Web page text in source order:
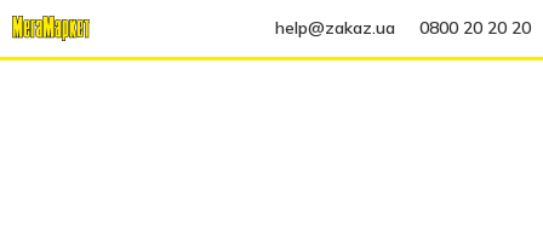
help@zakaz.ua 0800 20 20 20